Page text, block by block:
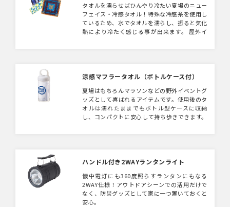
タオルを濡らせばひんやり冷たい夏場のニュー
フェイス・冷感タオル！特殊な冷感糸を使用し
ているため、水でタオルを濡らし、振ると気化
熱により冷たく感じる事が出来ます。 屋外イ
涼感マフラータオル（ボトルケース付）
夏場はもちろんマラソンなどの野外イベントグ
ッズとして喜ばれるアイテムです。使用後のタ
オルは濡れたままでもボトル型ケースに収納
し、コンパクトに安心して持ち歩きできます。
ハンドル付き2WAYランタンライト
懐中電灯にも360度照らすランタンにもなる
2WAY仕様！アウトドアシーンでの活用だけで
なく、防災グッズとして家に一つ置いておくと
安心。